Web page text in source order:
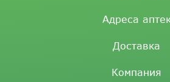
Адреса
Доставка
Компания